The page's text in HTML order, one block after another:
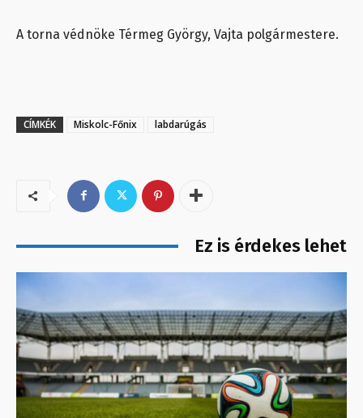
A torna védnöke Térmeg György, Vajta polgármestere.
CÍMKÉK Miskolc-Főnix labdarúgás
Ez is érdekes lehet